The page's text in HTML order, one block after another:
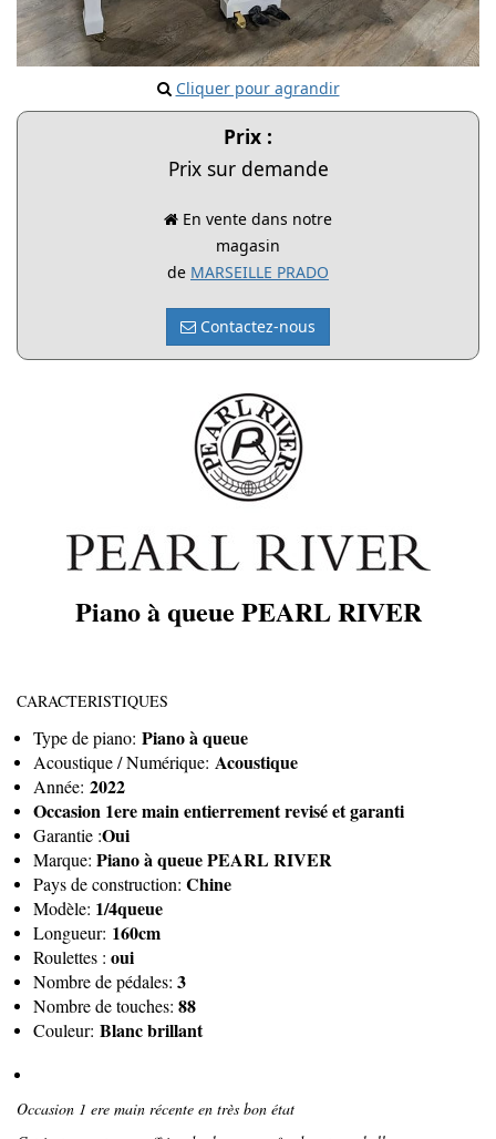
Cliquer pour agrandir
Prix :
Prix sur demande
En vente dans notre
magasin
de MARSEILLE PRADO
Contactez-nous
Piano à queue PEARL RIVER
CARACTERISTIQUES
Type de piano: Piano à queue
Acoustique / Numérique: Acoustique
Année: 2022
Occasion 1ere main entierrement revisé et garanti
Garantie :Oui
Marque: Piano à queue PEARL RIVER
Pays de construction: Chine
Modèle: 1/4queue
Longueur: 160cm
Roulettes : oui
Nombre de pédales: 3
Nombre de touches: 88
Couleur: Blanc brillant
Occasion 1 ere main récente en très bon état